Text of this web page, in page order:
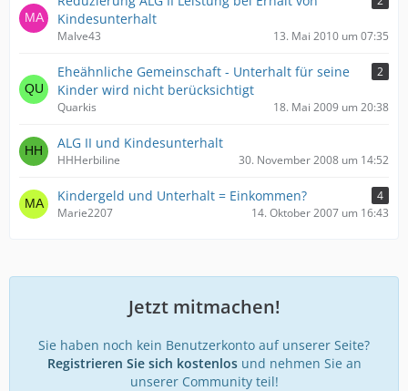
Kindesunterhalt
Malve43 13. Mai 2010 um 07:35
Eheähnliche Gemeinschaft - Unterhalt für seine
Kinder wird nicht berücksichtigt
2
Quarkis 18. Mai 2009 um 20:38
ALG II und Kindesunterhalt
HHHerbiline 30. November 2008 um 14:52
Kindergeld und Unterhalt = Einkommen?
4
Marie2207
14. Oktober 2007 um 16:43
Jetzt mitmachen!
Sie haben noch kein Benutzerkonto auf unserer Seite?
Registrieren Sie sich kostenlosund nehmen Sie an
unserer Community teil!